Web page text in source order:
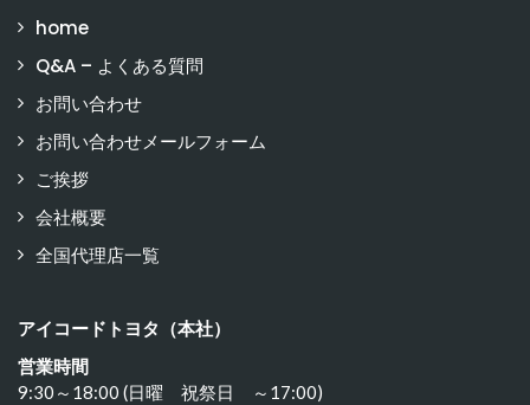
home
Q&A – よくある質問
お問い合わせ
お問い合わせメールフォーム
ご挨拶
会社概要
全国代理店一覧
アイコードトヨタ（本社）
営業時間
9:30～18:00 (日曜 祝祭日 ～17:00)